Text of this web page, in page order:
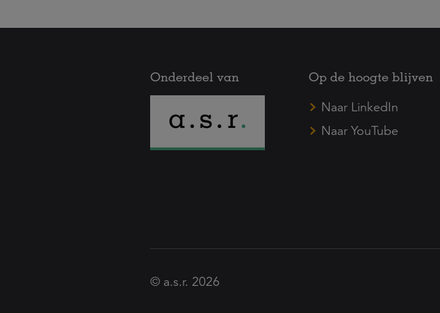
Onderdeel van
Op de hoogte blijven
Naar LinkedIn
Naar YouTube
© a.s.r. 2026